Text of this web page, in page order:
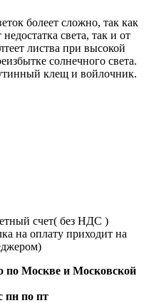
болеет сложно, так как
света, так и от
листва при высокой
солнечного света.
клещ и войлочник.
счет( без НДС )
на оплату приходит на
по Москве и Московской
пн по пт